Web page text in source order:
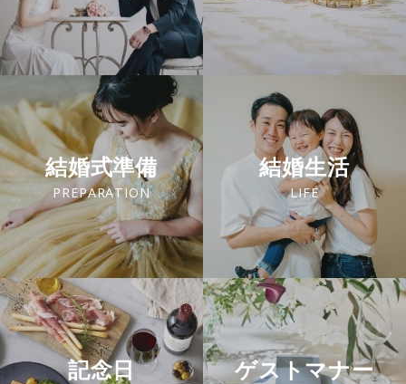
結婚式準備
PREPARATION
結婚生活
LIFE
記念日 ゲストマナー